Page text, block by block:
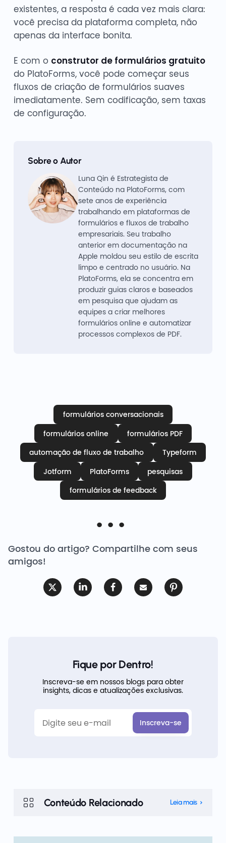
existentes, a resposta é cada vez mais clara:
você precisa da plataforma completa, não
apenas da interface bonita.
E com o construtor de formulários gratuito
do PlatoForms, você pode começar seus
fluxos de criação de formulários suaves
imediatamente. Sem codificação, sem taxas
de configuração.
Sobre o Autor
Luna Qin é Estrategista de
Conteúdo na PlatoForms, com
sete anos de experiência
trabalhando em plataformas de
formulários e fluxos de trabalho
empresariais. Seu trabalho
anterior em documentação na
Apple moldou seu estilo de escrita
limpo e centrado no usuário. Na
PlatoForms, ela se concentra em
produzir guias claros e baseados
em pesquisa que ajudam as
equipes a criar melhores
formulários online e automatizar
processos complexos de PDF.
formulários conversacionais
formulários online
formulários PDF
automação de fluxo de trabalho
Typeform
Jotform
PlatoForms
pesquisas
formulários de feedback
Gostou do artigo? Compartilhe com seus
amigos!
Fique por Dentro!
Inscreva-se em nossos blogs para obter
insights, dicas e atualizações exclusivas.
Conteúdo Relacionado Leia mais